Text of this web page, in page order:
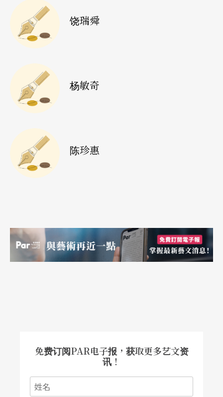
备，进而能培养出更多在音乐艺术制作方面的优秀
人才。
教学实务
跟著实务走 培育音乐制作种子
文字 杨敏奇
学应用音乐系兼任讲师
其中包含所有类型的音乐，古典；爵士，当然还有
流行与歌舞剧等等。
以进入音乐产业工作的学生？不过学生的韧性与冲
有的需求，但他们还是很努力地从有限的器材里去
饶瑞舜
杨敏奇
陈珍惠
免费订阅PAR电子报，获取更多艺文资
讯！